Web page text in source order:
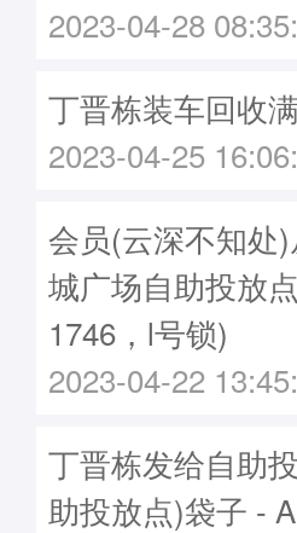
2023-04-28
丁晋栋装车回收
2023-04-25
会员(云深不知处
城广场自助投放
1746，l号锁)
2023-04-22
丁晋栋发给自助
助投放点)袋子 -